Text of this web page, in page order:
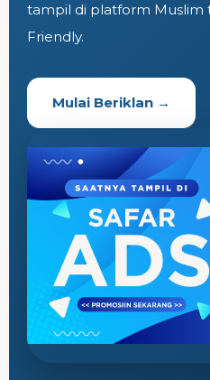
tampil di platform Muslim
Friendly.
Mulai Beriklan →